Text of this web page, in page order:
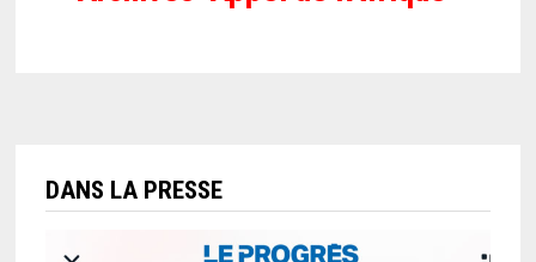
DANS LA PRESSE